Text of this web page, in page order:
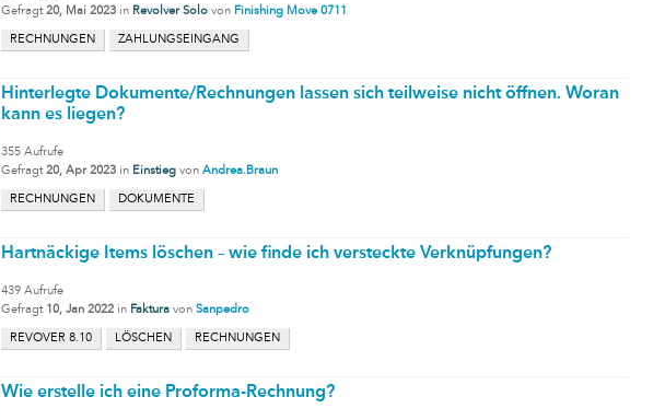
Gefragt 20, Mai 2023 in Revolver Solo von Finishing Move 0711
RECHNUNGEN ZAHLUNGSEINGANG
Hinterlegte Dokumente/Rechnungen lassen sich teilweise nicht öffnen. Woran
kann es liegen?
355 Aufrufe
Gefragt 20, Apr 2023 in Einstieg von Andrea.Braun
RECHNUNGEN DOKUMENTE
Hartnäckige Items löschen – wie finde ich versteckte Verknüpfungen?
439 Aufrufe
Gefragt 10, Jan 2022 in Faktura von Sanpedro
REVOVER 8.10 LÖSCHEN RECHNUNGEN
Wie erstelle ich eine Proforma-Rechnung?